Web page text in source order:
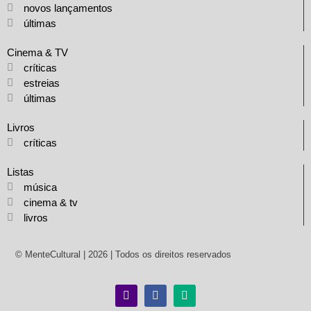
novos lançamentos
últimas
Cinema & TV
críticas
estreias
últimas
Livros
críticas
Listas
música
cinema & tv
livros
© MenteCultural | 2026 | Todos os direitos reservados